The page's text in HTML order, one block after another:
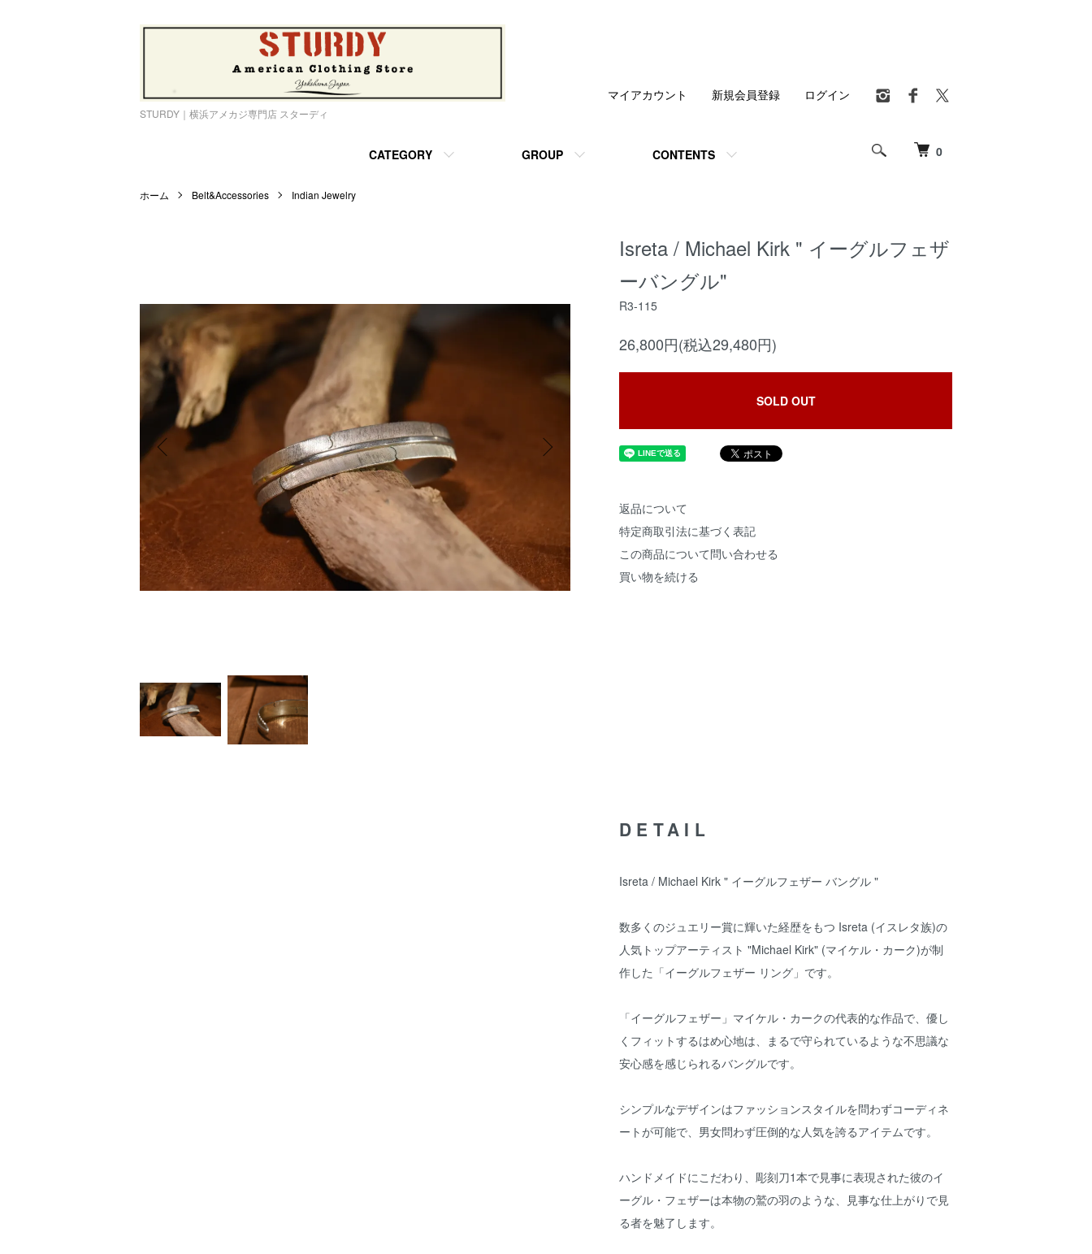
STURDY｜横浜アメカジ専門店 スターディ
0
CATEGORY GROUP CONTENTS
マイアカウント 新規会員登録 ログイン
ホーム Belt&Accessories Indian Jewelry
Isreta / Michael Kirk " イーグルフェザ
ーバングル"
R3-115
26,800円(税込29,480円)
SOLD OUT
返品について
特定商取引法に基づく表記
この商品について問い合わせる
買い物を続ける
DETAIL
Isreta / Michael Kirk " イーグルフェザー バングル "
数多くのジュエリー賞に輝いた経歴をもつ Isreta (イスレタ族)の
人気トップアーティスト "Michael Kirk" (マイケル・カーク)が制
作した「イーグルフェザー リング」です。
「イーグルフェザー」マイケル・カークの代表的な作品で、優し
くフィットするはめ心地は、まるで守られているような不思議な
安心感を感じられるバングルです。
シンプルなデザインはファッションスタイルを問わずコーディネ
ートが可能で、男女問わず圧倒的な人気を誇るアイテムです。
ハンドメイドにこだわり、彫刻刀1本で見事に表現された彼のイ
ーグル・フェザーは本物の鷲の羽のような、見事な仕上がりで見
る者を魅了します。